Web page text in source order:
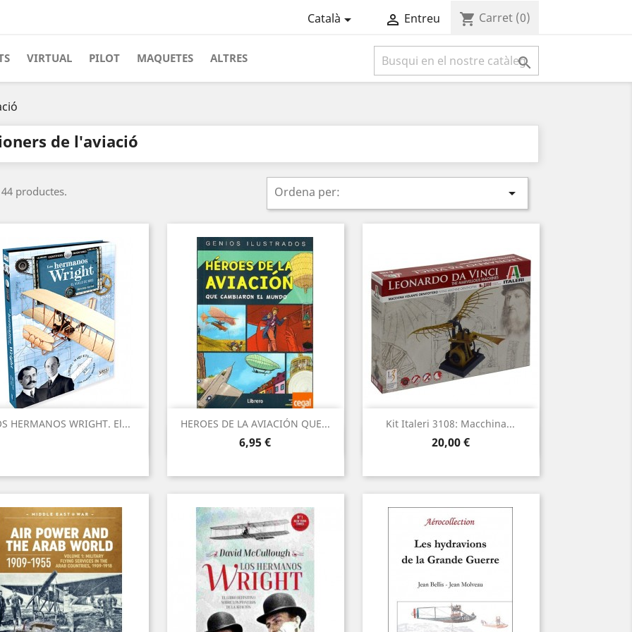
Català  Entreu shopping_cart Carret (0)
VIRTUAL PILOT MAQUETES ALTRES 
de l'aviació
productes. Ordena per: 
HERMANOS WRIGHT. El... HEROES DE LA AVIACIÓN QUE...
Preu
6,95 €
Vista ràpida
Kit Italeri 3108: Macchina...
Preu
20,00 €
Vista ràpida